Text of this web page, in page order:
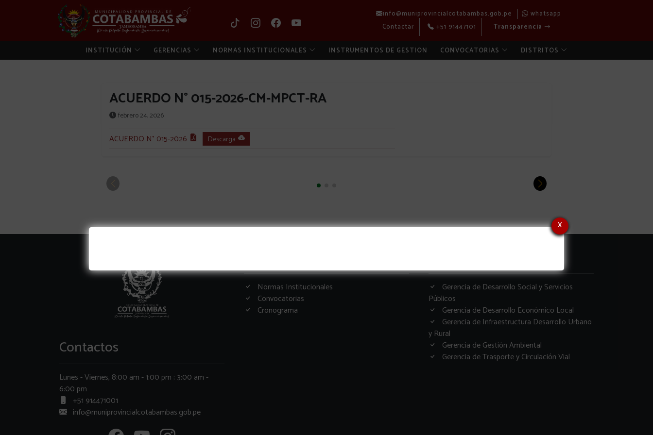
info@muniprovincialcotabambas.gob.pe
whatsapp
Contactar
+51 91447101 Transparencia
INSTITUCIÓN GERENCIAS NORMAS INSTITUCIONALES INSTRUMENTOS DE GESTION CONVOCATORIAS DISTRITOS
ACUERDO N° 015-2026-CM-MPCT-RA
febrero 24, 2026
ACUERDO N° 015-2026 Descarga
x
Contactos
Lunes - Viernes, 8:00 am - 1:00 pm ; 3:00 am -
6:00 pm
+51 914471001
info@muniprovincialcotabambas.gob.pe
Normas Institucionales
Convocatorias
Cronograma
Gerencia de Desarrollo Social y Servicios
Públicos
Gerencia de Desarrollo Económico Local
Gerencia de Infraestructura Desarrollo Urbano
y Rural
Gerencia de Gestión Ambiental
Gerencia de Trasporte y Circulación Vial